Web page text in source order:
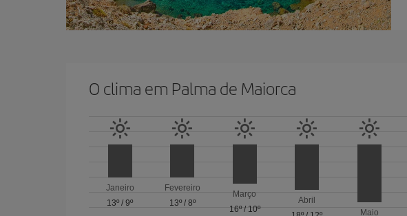
O clima em Palma de Maiorca
Janeiro
13º /9º
Fevereiro
13º/ 8º
Março
16º/ 10º
Abril
Maio